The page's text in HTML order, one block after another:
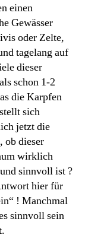
einen
Gewässer
oder Zelte,
tagelang auf
dieser
schon 1-2
die Karpfen
sich
jetzt die
ob dieser
wirklich
sinnvoll ist ?
hier für
! Manchmal
sinnvoll sein